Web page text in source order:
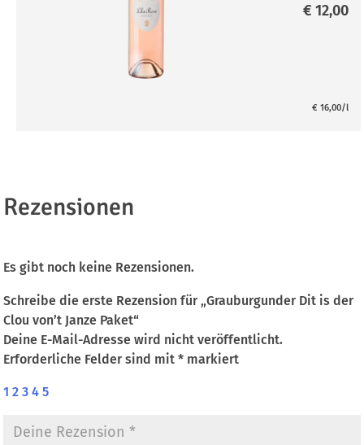
€ 12,00
€ 16,00/l
Rezensionen
Es gibt noch keine Rezensionen.
Schreibe die erste Rezension für „Grauburgunder Dit is der
Clou von’t Janze Paket“
Deine E-Mail-Adresse wird nicht veröffentlicht.
Erforderliche Felder sind mit* markiert
1 2 3 4 5